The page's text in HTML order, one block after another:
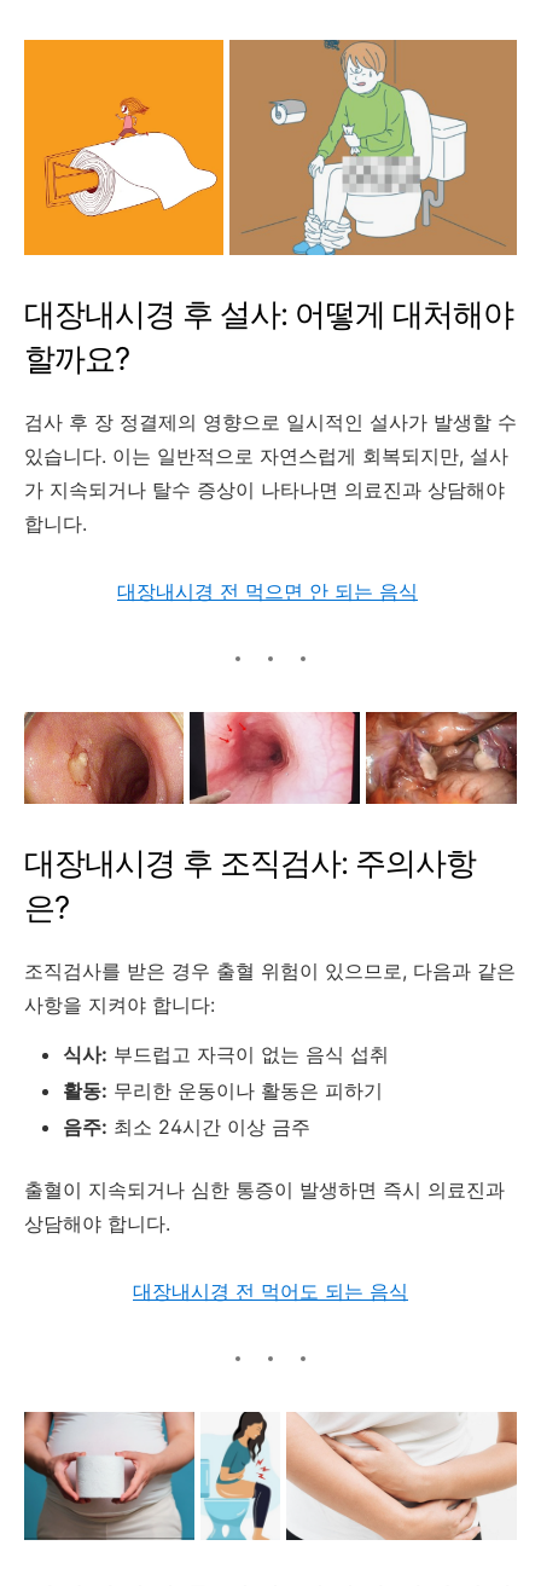
대장내시경 후 설사: 어떻게 대처해야
할까요?
검사 후 장 정결제의 영향으로 일시적인 설사가 발생할 수
있습니다. 이는 일반적으로 자연스럽게 회복되지만, 설사
가 지속되거나 탈수 증상이 나타나면 의료진과 상담해야
합니다.
대장내시경 전 먹으면 안 되는 음식
대장내시경 후 조직검사: 주의사항
은?
조직검사를 받은 경우 출혈 위험이 있으므로, 다음과 같은
사항을 지켜야 합니다:
식사: 부드럽고 자극이 없는 음식 섭취
활동: 무리한 운동이나 활동은 피하기
음주: 최소 24시간 이상 금주
출혈이 지속되거나 심한 통증이 발생하면 즉시 의료진과
상담해야 합니다.
대장내시경 전 먹어도 되는 음식